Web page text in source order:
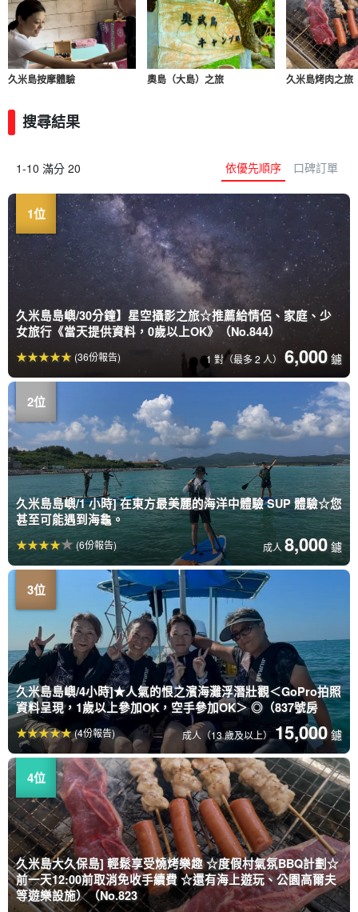
久米島按摩體驗 奧島（大島）之旅 久米島烤肉之旅
搜尋結果
1-10 滿分 20 依優先順序 口碑訂單
久米島島嶼/30分鐘】星空攝影之旅☆推薦給情侶、家庭、少
女旅行《當天提供資料，0歲以上OK》（No.844）
1 對（最多 2 人） 6,000 鑢
(36份報告)
久米島島嶼/1 小時] 在東方最美麗的海洋中體驗 SUP 體驗☆您
甚至可能遇到海龜。
成人 8,000 鑢
(6份報告)
久米島島嶼/4小時]★人氣的恨之濱海灘浮潛壯觀＜GoPro拍照
資料呈現，1歲以上參加OK，空手參加OK＞ ◎（837號房
成人（13 歲及以上） 15,000 鑢
(4份報告)
久米島大久保島] 輕鬆享受燒烤樂趣 ☆度假村氣氛BBQ計劃☆
前一天12:00前取消免收手續費 ☆還有海上遊玩、公園高爾夫
等遊樂設施）（No.823